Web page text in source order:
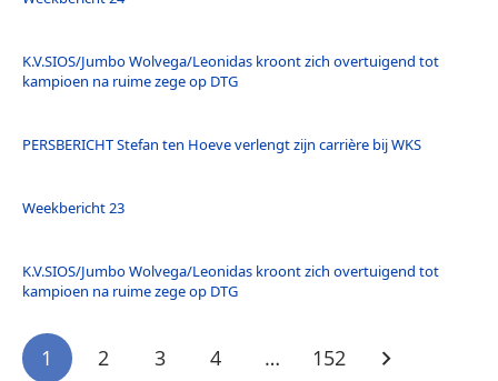
K.V.SIOS/Jumbo Wolvega/Leonidas kroont zich overtuigend tot
kampioen na ruime zege op DTG
PERSBERICHT Stefan ten Hoeve verlengt zijn carrière bij WKS
Weekbericht 23
K.V.SIOS/Jumbo Wolvega/Leonidas kroont zich overtuigend tot
kampioen na ruime zege op DTG
1 2 3 4 … 152